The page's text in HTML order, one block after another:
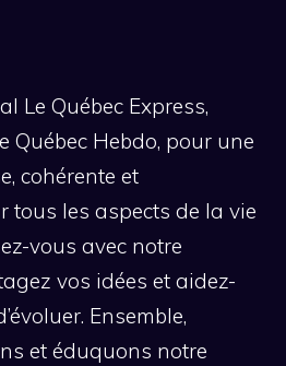
Le Québec Express,
Québec Hebdo, pour une
cohérente et
tous les aspects de la vie
vous avec notre
vos idées et aidez-
Ensemble,
et éduquons notre